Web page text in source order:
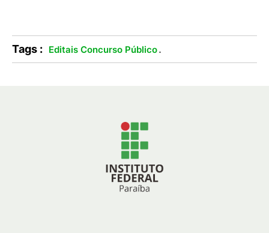
Tags : Editais Concurso Público.